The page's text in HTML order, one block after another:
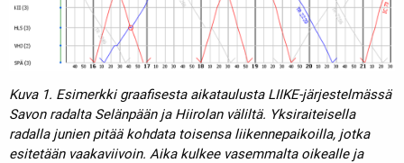
Kuva 1. Esimerkki graafisesta aikataulusta LIIKE-järjestelmässä
Savon radalta Selänpään ja Hiirolan väliltä. Yksiraiteisella
radalla junien pitää kohdata toisensa liikennepaikoilla, jotka
esitetään vaakaviivoin. Aika kulkee vasemmalta oikealle ja